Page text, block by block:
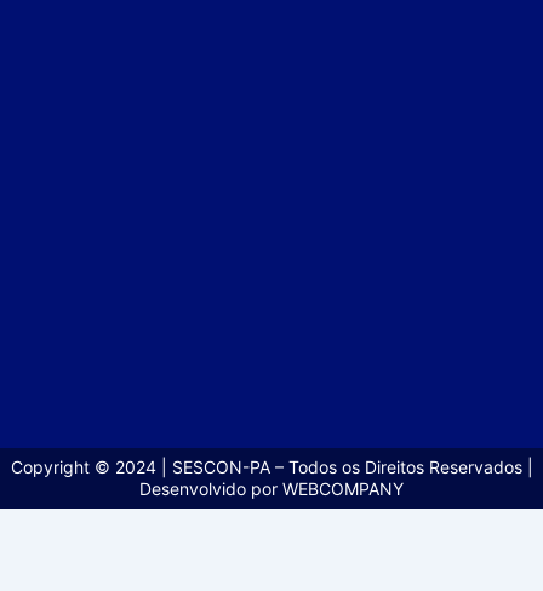
Copyright © 2024 | SESCON-PA – Todos os Direitos Reservados |
Desenvolvido por WEBCOMPANY